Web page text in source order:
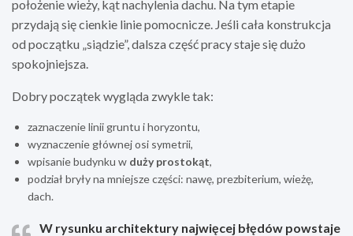
położenie wieży, kąt nachylenia dachu. Na tym etapie
przydają się cienkie linie pomocnicze. Jeśli cała konstrukcja
od początku „siądzie”, dalsza część pracy staje się dużo
spokojniejsza.
Dobry początek wygląda zwykle tak:
zaznaczenie linii gruntu i horyzontu,
wyznaczenie głównej osi symetrii,
wpisanie budynku w duży prostokąt,
podział bryły na mniejsze części: nawę, prezbiterium, wieżę,
dach.
W rysunku architektury najwięcej błędów powstaje